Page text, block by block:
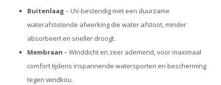
Buitenlaag – UV-bestendig met een duurzame
waterafstotende afwerking die water afstoot, minder
absorbeert en sneller droogt.
Membraan – Winddicht en zeer ademend, voor maximaal
comfort tijdens inspannende watersporten en bescherming
tegen windkou.